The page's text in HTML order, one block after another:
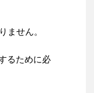
ません。
るために必